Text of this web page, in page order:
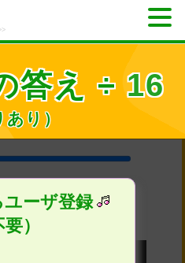
答え ÷ 16
あり）
ユーザ登録
）